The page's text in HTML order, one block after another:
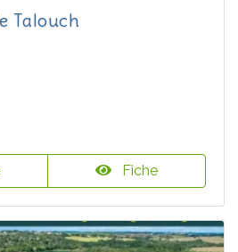
Talouch
Fiche